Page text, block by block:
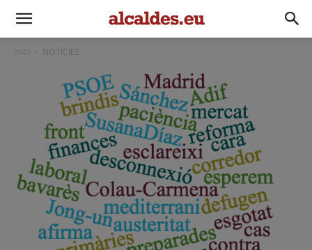
Inici NOTÍCIES